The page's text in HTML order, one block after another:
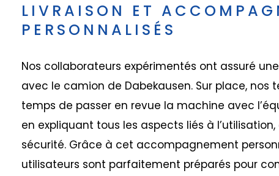
LIVRAISON ET
PERSONNALISÉS
Nos collaborateurs expérimentés ont assuré
avec le camion de Dabekausen. Sur place, nos
temps de passer en revue la machine avec
en expliquant tous les aspects liés à
sécurité. Grâce à cet accompagnement
utilisateurs sont parfaitement préparés pour